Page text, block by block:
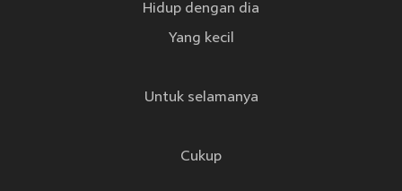
Hidup dengan dia
Yang kecil
Untuk selamanya
Cukup